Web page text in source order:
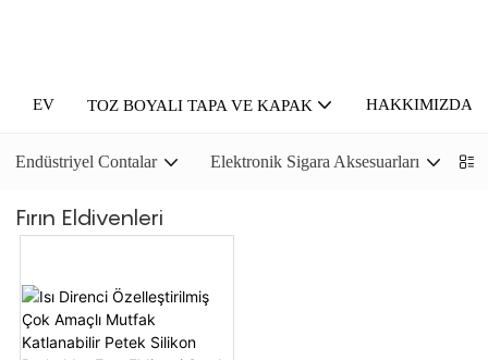
EV TOZ BOYALI TAPA VE KAPAK HAKKIMIZDA
Endüstriyel Contalar Elektronik Sigara Aksesuarları
Fırın Eldivenleri